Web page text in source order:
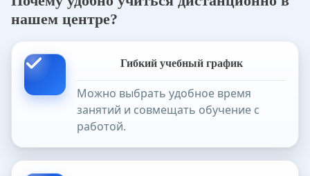
нашем центре?
Гибкий учебный график
Можно выбрать удобное время
занятий и совмещать обучение с
работой.